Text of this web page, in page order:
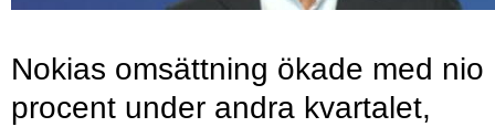
Nokias omsättning ökade med nio
procent under andra kvartalet,